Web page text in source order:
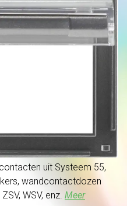
uit Systeem 55,
wandcontactdozen
WSV, enz. Meer